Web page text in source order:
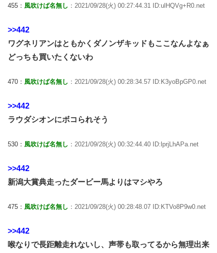
455： 風吹けば名無し ：2021/09/28(火) 00:27:44.31 ID:ulHQVg+R0.net
>>442
ワグネリアンはともかくダノンザキッドもここなんよなぁ
どっちも買いたくないわ
470： 風吹けば名無し ：2021/09/28(火) 00:28:34.57 ID:K3yoBpGP0.net
>>442
ラウダシオンにボコられそう
530： 風吹けば名無し ：2021/09/28(火) 00:32:44.40 ID:lprjLhAPa.net
>>442
新潟大賞典走ったダービー馬よりはマシやろ
475： 風吹けば名無し ：2021/09/28(火) 00:28:48.07 ID:KTVo8P9w0.net
>>442
喉なりで長距離走れないし、声帯も取ってるから無理出来